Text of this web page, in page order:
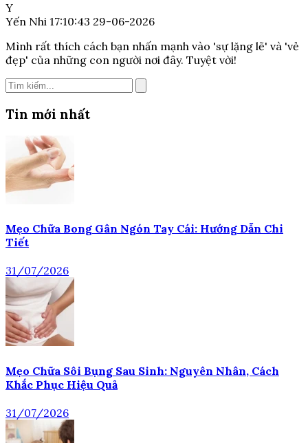
Y
Yến Nhi 17:10:43 29-06-2026
Mình rất thích cách bạn nhấn mạnh vào 'sự lặng lẽ' và 'vẻ
đẹp' của những con người nơi đây. Tuyệt vời!
Tin mới nhất
Mẹo Chữa Bong Gân Ngón Tay Cái: Hướng Dẫn Chi
Tiết
31/07/2026
Mẹo Chữa Sôi Bụng Sau Sinh: Nguyên Nhân, Cách
Khắc Phục Hiệu Quả
31/07/2026